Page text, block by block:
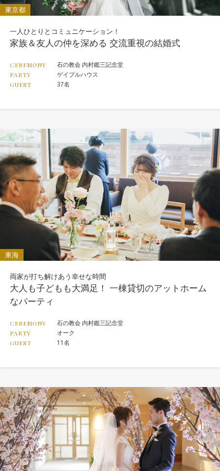
東京都
一人ひとりとコミュニケーション！
家族＆友人の仲を深める 交流重視の結婚式
CEREMONY 石の教会 内村鑑三記念堂
PARTY ゲイブルハウス
GUEST 37名
東海
両家が打ち解けあう幸せな時間
大人も子どもも大満足！ 一棟貸切のアットホーム
なパーティ
CEREMONY 石の教会 内村鑑三記念堂
PARTY オーク
GUEST 11名